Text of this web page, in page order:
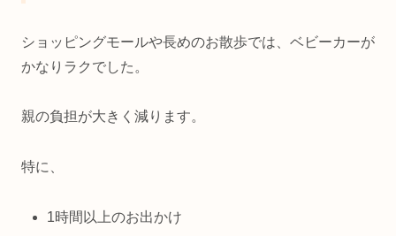
ショッピングモールや長めのお散歩では、ベビーカーが
かなりラクでした。
親の負担が大きく減ります。
特に、
1時間以上のお出かけ